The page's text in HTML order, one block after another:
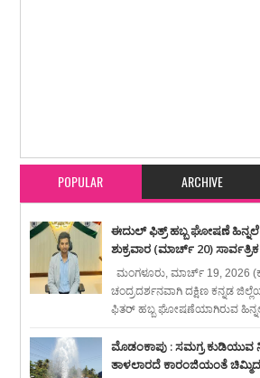
POPULAR ARCHIVE
ಈದುಲ್ ಫಿತ್ರ್ ಹಬ್ಬ ಘೋಷಣೆ ಹಿನ್ನಲೆ
ಶುಕ್ರವಾರ (ಮಾರ್ಚ್ 20)
ಮಂಗಳೂರು, ಮಾರ್ಚ್ 19, 2026
ಚಂದ್ರದರ್ಶನವಾಗಿ ದಕ್ಷಿಣ ಕನ್ನಡ
ಫಿತರ್ ಹಬ್ಬ ಘೋಷಣೆಯಾಗಿರುವ
ಮೊಡಂಕಾಪು : ಸಮಗ್ರ ಕುಡಿಯುವ
ತಾಳಲಾರದೆ ಕಾರಂಜಿಯಂತೆ ಚಿಮ್ಮಿದ